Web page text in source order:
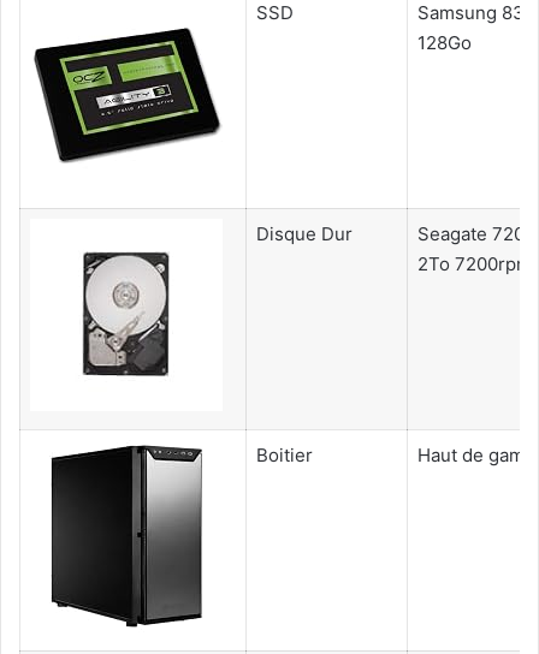
SSD
Samsung 830
128Go
Disque Dur
Seagate
2To 7200rpm
Boitier Haut de